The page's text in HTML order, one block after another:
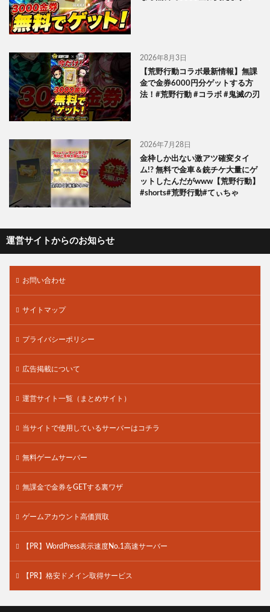
2026年8月3日
【荒野行動コラボ最新情報】無課
金で金券6000円分ゲットする方
法！#荒野行動 #コラボ #鬼滅の刃
2026年7月28日
金枠しか出ない激アツ確変タイ
ム!? 無料で金車＆銃チケ大量にゲ
ットしたんだがwww【荒野行動】
#shorts#荒野行動#てぃちゃ
運営サイトからのお知らせ
お問い合わせ
サイトマップ
プライバシーポリシー
広告掲載について
運営サイト一覧（まとめサイト）
当サイトで使用しているサーバーはコチラ
無料ゲームサーバー
無課金で金券をGETする裏ワザ
ゲームアカウント高価買取
【PR】WordPress表示速度No.1高速サーバー
【PR】格安ドメイン取得サービス